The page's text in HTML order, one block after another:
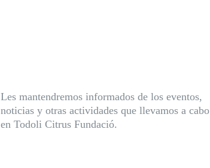
Les mantendremos informados de los eventos,
noticias y otras actividades que llevamos a cabo
en Todoli Citrus Fundació.